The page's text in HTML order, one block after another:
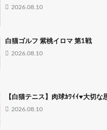
2026.08.10
白猫ゴルフ 紫桃イロマ 第1戦
2026.08.10
【白猫テニス】肉球ｶﾜｲｲ♥大切な
2026.08.10